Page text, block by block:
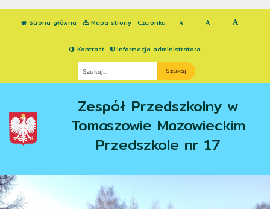
Strona główna Mapa strony Czcionka
Kontrast Informacja administratora
Fraza
Zespół Przedszkolny w
Tomaszowie Mazowieckim
Przedszkole nr 17